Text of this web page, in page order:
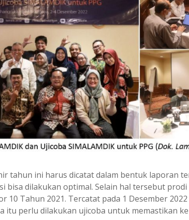
tahun ini harus dicatat dalam bentuk laporan
dilakukan optimal. Selain hal tersebut prodi
10 Tahun 2021. Tercatat pada 1 Desember
perlu dilakukan ujicoba untuk memastikan